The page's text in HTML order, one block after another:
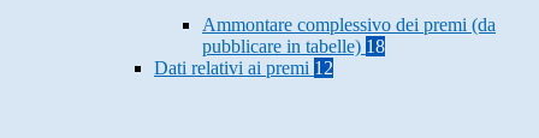
Ammontare complessivo dei premi (da
pubblicare in tabelle) 18
Dati relativi ai premi 12